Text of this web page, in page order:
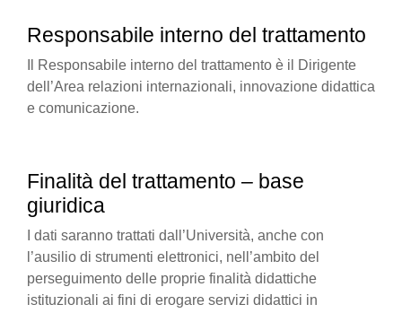
Responsabile interno del trattamento
Il Responsabile interno del trattamento è il Dirigente
dell’Area relazioni internazionali, innovazione didattica
e comunicazione.
Finalità del trattamento – base
giuridica
I dati saranno trattati dall’Università, anche con
l’ausilio di strumenti elettronici, nell’ambito del
perseguimento delle proprie finalità didattiche
istituzionali ai fini di erogare servizi didattici in